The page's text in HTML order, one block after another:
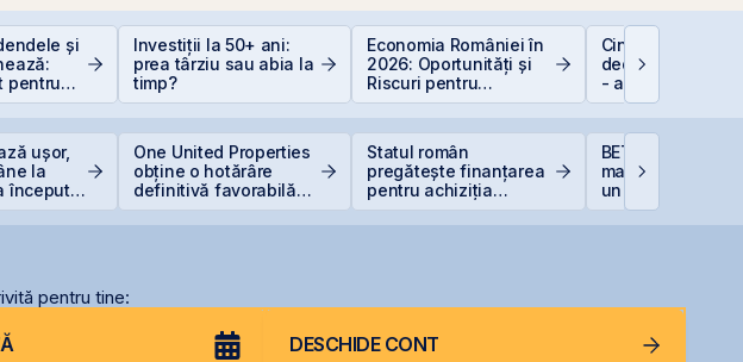
și
pentru
Investiții la 50+ ani:
prea târziu sau abia la
timp?
Economia României în
2026: Oportunități și
Riscuri pentru
Investitori
Cine e eligibil
deducerea de
- angajați vs. PFA
ușor,
la
începutul
One United Properties
obține o hotărâre
definitivă favorabilă
Statul român
pregătește finanțarea
pentru achiziția
BET atinge un
maxim istoric la
un avans de
la începutul
pentru tine:
DESCHIDE CONT